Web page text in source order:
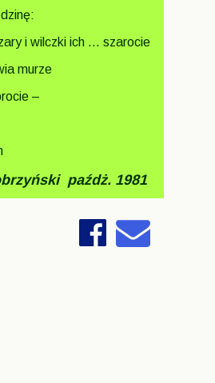
i wilczki ich ... szarocie
murze
–
paźdż. 1981